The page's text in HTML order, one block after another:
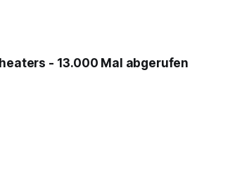
- 13.000 Mal abgerufen